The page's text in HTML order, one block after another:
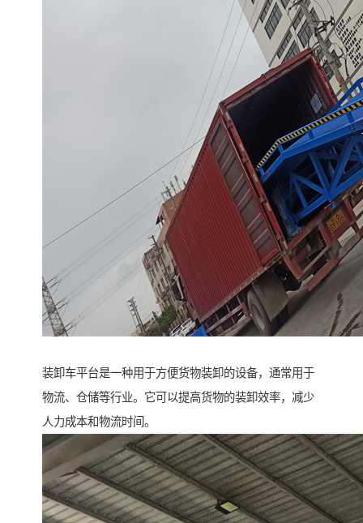
装卸车平台是一种用于方便货物装卸的设备，通常用于
物流、仓储等行业。它可以提高货物的装卸效率，减少
人力成本和物流时间。